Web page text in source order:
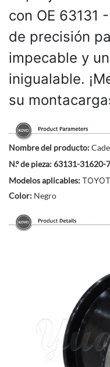
con OE 63131
de precisión
impecable y
inigualable.
su
Nombre del producto:
N.º de pieza: 63131-31620-
Modelos aplicables:
Color: Negro